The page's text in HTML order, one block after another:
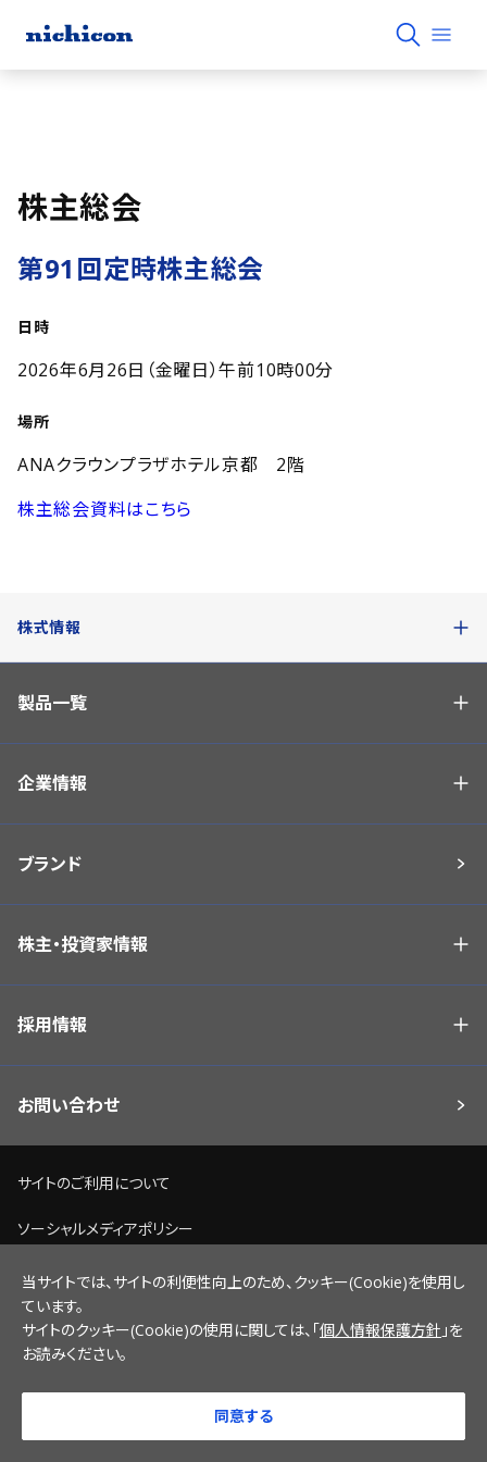
株主総会
第91回定時株主総会
日時
2026年6月26日（金曜日）午前10時00分
場所
ANAクラウンプラザホテル京都 2階
株主総会資料はこちら
株式情報
製品一覧
企業情報
ブランド
株主・投資家情報
採用情報
お問い合わせ
サイトのご利用について
ソーシャルメディアポリシー
個人情報保護方針
脆弱性情報開示ポリシー
サイトマップ
© 2022 NICHICON CORPORATION.
当サイトでは、サイトの利便性向上のため、クッキー(Cookie)を使用し
ています。
サイトのクッキー(Cookie)の使用に関しては、「個人情報保護方針 」を
お読みください。
同意する